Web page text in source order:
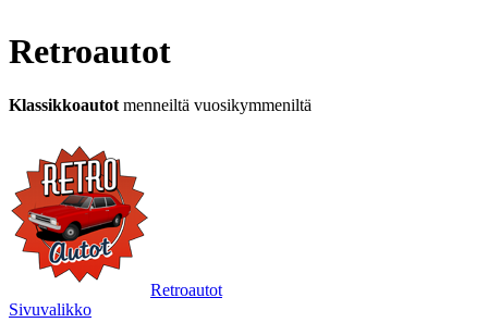
Retroautot
Klassikkoautot menneiltä vuosikymmeniltä
Retroautot
Sivuvalikko